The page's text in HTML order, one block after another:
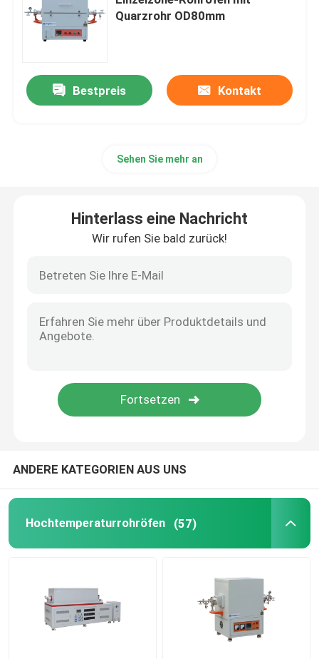
Industrielle Kammeröfen
Regulierter Atmosphären-Ofen
Hebeofen
Quarzrohr OD80mm
Bestpreis Kontakt
Sehen Sie mehr an
Hinterlass eine Nachricht
Wir rufen Sie bald zurück!
ANDERE KATEGORIEN AUS UNS
Hochtemperaturrohröfen (57)